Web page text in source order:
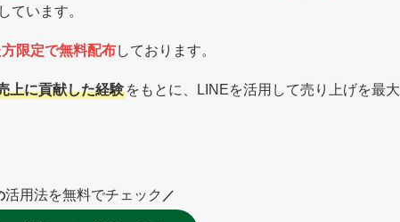
しています。
限定で無料配布しております。
上に貢献した経験 をもとに、LINEを活用して売り上げを最大
活用法を無料でチェック ／